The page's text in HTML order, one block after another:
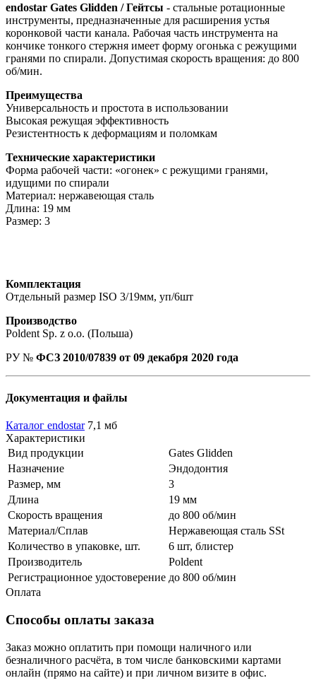
endostar Gates Glidden / Гейтсы - стальные ротационные
инструменты, предназначенные для расширения устья
коронковой части канала. Рабочая часть инструмента на
кончике тонкого стержня имеет форму огонька с режущими
гранями по спирали. Допустимая скорость вращения: до 800
об/мин.
Преимущества
Универсальность и простота в использовании
Высокая режущая эффективность
Резистентность к деформациям и поломкам
Технические характеристики
Форма рабочей части: «огонек» с режущими гранями,
идущими по спирали
Материал: нержавеющая сталь
Длина: 19 мм
Размер: 3
Комплектация
Отдельный размер ISO 3/19мм, уп/6шт
Производство
Poldent Sp. z o.o. (Польша)
РУ № ФСЗ 2010/07839 от 09 декабря 2020 года
Документация и файлы
Каталог endostar 7,1 мб
Характеристики
Вид продукции
Gates Glidden
Назначение
Эндодонтия
Размер, мм
3
Длина
19 мм
Скорость вращения
до 800 об/мин
Материал/Сплав
Нержавеющая сталь SSt
Количество в упаковке, шт.
6 шт, блистер
Производитель
Poldent
Регистрационное удостоверение до 800 об/мин
Оплата
Способы оплаты заказа
Заказ можно оплатить при помощи наличного или
безналичного расчёта, в том числе банковскими картами
онлайн (прямо на сайте) и при личном визите в офис.